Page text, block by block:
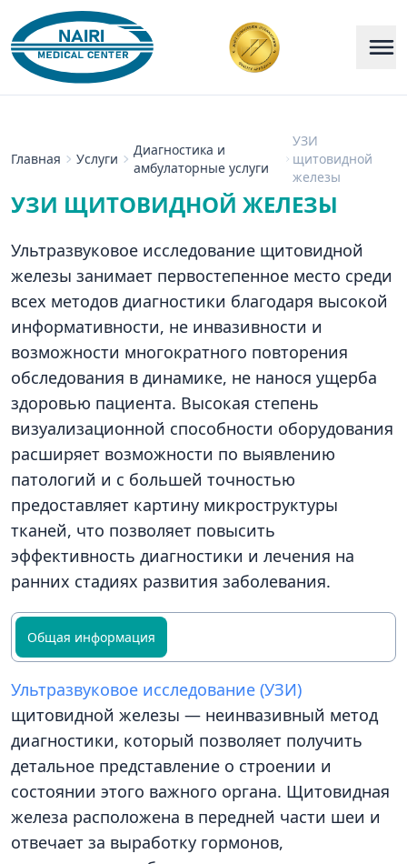
Главная Услуги
Диагностика и
амбулаторные услуги
УЗИ
щитовидной
железы
УЗИ ЩИТОВИДНОЙ ЖЕЛЕЗЫ
Ультразвуковое исследование щитовидной
железы занимает первостепенное место среди
всех методов диагностики благодаря высокой
информативности, не инвазивности и
возможности многократного повторения
обследования в динамике, не нанося ущерба
здоровью пациента. Высокая степень
визуализационной способности оборудования
расширяет возможности по выявлению
патологий и с большей точностью
предоставляет картину микроструктуры
тканей, что позволяет повысить
эффективность диагностики и лечения на
ранних стадиях развития заболевания.
Общая информация
Ультразвуковое исследование (УЗИ)
щитовидной железы — неинвазивный метод
диагностики, который позволяет получить
детальное представление о строении и
состоянии этого важного органа. Щитовидная
железа расположена в передней части шеи и
отвечает за выработку гормонов,